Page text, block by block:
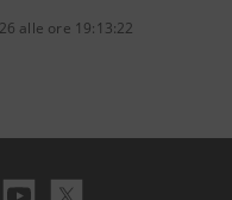
alle ore 19:13:22